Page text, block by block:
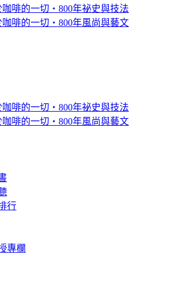
咖啡的一切‧800年祕史與技法
咖啡的一切‧800年風尚與藝文
咖啡的一切‧800年祕史與技法
咖啡的一切‧800年風尚與藝文
行
專欄